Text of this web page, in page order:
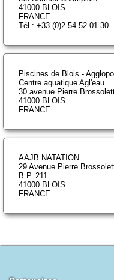
41000 BLOIS
FRANCE
Tél : +33 (0)2 54 52 01 30
Piscines de Blois -
Centre aquatique Agl'eau
30 avenue Pierre
41000 BLOIS
FRANCE
AAJB NATATION
29 Avenue Pierre
B.P. 211
41000 BLOIS
FRANCE